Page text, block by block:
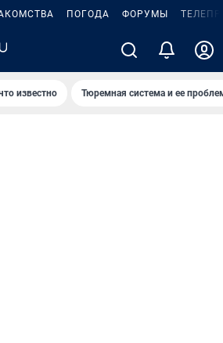
ПОГОДА ФОРУМЫ
известно Тюремная система и ее